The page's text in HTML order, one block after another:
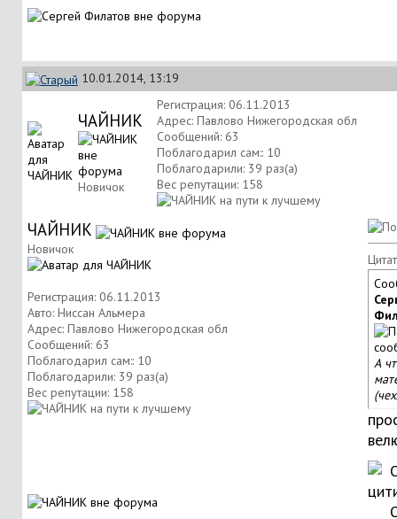
10.01.2014, 13:19
ЧАЙНИК
Новичок
Регистрация: 06.11.2013
Адрес: Павлово Нижегородская обл
Сообщений: 63
Поблагодарил сам:: 10
Поблагодарили: 39 раз(а)
Вес репутации: 158
ЧАЙНИК
Новичок
Регистрация: 06.11.2013
Авто: Ниссан Альмера
Адрес: Павлово Нижегородская обл
Сообщений: 63
Поблагодарил сам:: 10
Поблагодарили: 39 раз(а)
Вес репутации: 158
А